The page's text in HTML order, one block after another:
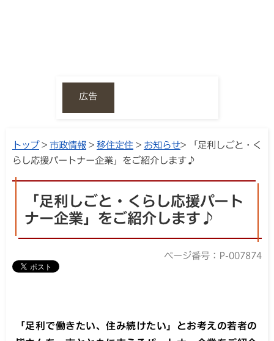
広告
トップ> 市政情報 > 移住定住 > お知らせ> 「足利しごと・く
らし応援パートナー企業」をご紹介します♪
「足利しごと・くらし応援パート
ナー企業」をご紹介します♪
ページ番号：P-007874
「足利で働きたい、住み続けたい」とお考えの若者の